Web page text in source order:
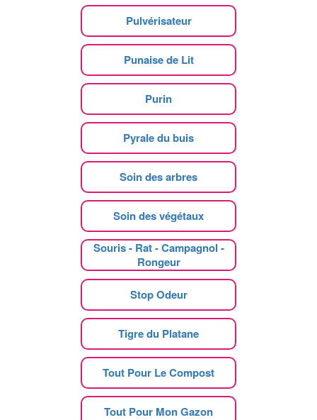
Pulvérisateur
Punaise de Lit
Purin
Pyrale du buis
Soin des arbres
Soin des végétaux
Souris - Rat - Campagnol -
Rongeur
Stop Odeur
Tigre du Platane
Tout Pour Le Compost
Tout Pour Mon Gazon